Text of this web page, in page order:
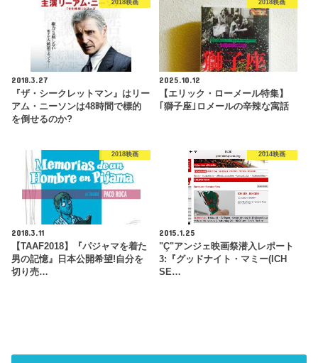
2018映画
2018.3.27
『ザ・シークレットマン』はリー
アム・ニーソンは48時間で標的
を倒せるのか?
2018映画
2025.10.12
【エリック・ローメール特集】
｢獅子座｣ロメールの辛辣な寓話
2018映画
2018.3.11
【TAAF2018】『パジャマを着た
男の記憶』日本公開希望!自分を
切り売…
2014映画
2015.1.25
"Ç"アンジェ映画祭潜入レポート
3:『グッドナイト・マミー(ICH
SE…